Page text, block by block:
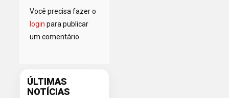
Você precisa fazer o
login para publicar
um comentário.
ÚLTIMAS
NOTÍCIAS